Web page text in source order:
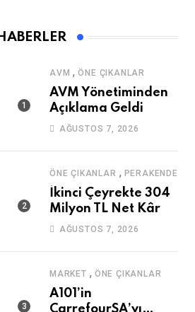
AVM ,ÖNE ÇIKANLAR
AVM Yönetiminden
Açıklama Geldi
AĞUSTOS 7, 2026
ÖNE ÇIKANLAR , PERAKENDE
İkinci Çeyrekte 304
Milyon TL Net Kâr
AĞUSTOS 7, 2026
MARKET , ÖNE ÇIKANLAR
A101’in
CarrefourSA’yı